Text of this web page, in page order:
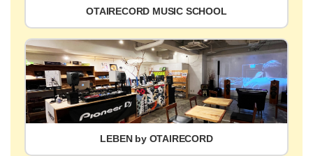
OTAIRECORD MUSIC SCHOOL
LEBEN by OTAIRECORD